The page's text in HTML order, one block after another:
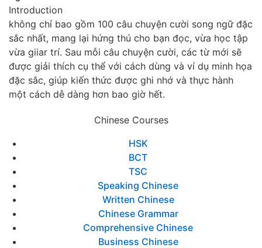
Introduction
không chỉ bao gồm 100 câu chuyện cười song ngữ đặc
sắc nhất, mang lại hứng thú cho bạn đọc, vừa học tập
vừa giiar trí. Sau mỗi câu chuyện cười, các từ mới sẽ
được giải thích cụ thể với cách dùng và ví dụ minh họa
đặc sắc, giúp kiến thức được ghi nhớ và thực hành
một cách dễ dàng hơn bao giờ hết.
Chinese Courses
HSK
BCT
TSC
Speaking Chinese
Written Chinese
Chinese Grammar
Comprehensive Chinese
Business Chinese